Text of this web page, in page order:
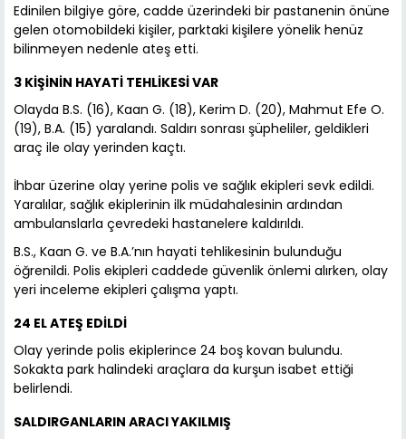
Edinilen bilgiye göre, cadde üzerindeki bir pastanenin önüne
gelen otomobildeki kişiler, parktaki kişilere yönelik henüz
bilinmeyen nedenle ateş etti.
3 KİŞİNİN HAYATİ TEHLİKESİ VAR
Olayda B.S. (16), Kaan G. (18), Kerim D. (20), Mahmut Efe O.
(19), B.A. (15) yaralandı. Saldırı sonrası şüpheliler, geldikleri
araç ile olay yerinden kaçtı.
İhbar üzerine olay yerine polis ve sağlık ekipleri sevk edildi.
Yaralılar, sağlık ekiplerinin ilk müdahalesinin ardından
ambulanslarla çevredeki hastanelere kaldırıldı.
B.S., Kaan G. ve B.A.’nın hayati tehlikesinin bulunduğu
öğrenildi. Polis ekipleri caddede güvenlik önlemi alırken, olay
yeri inceleme ekipleri çalışma yaptı.
24 EL ATEŞ EDİLDİ
Olay yerinde polis ekiplerince 24 boş kovan bulundu.
Sokakta park halindeki araçlara da kurşun isabet ettiği
belirlendi.
SALDIRGANLARIN ARACI YAKILMIŞ